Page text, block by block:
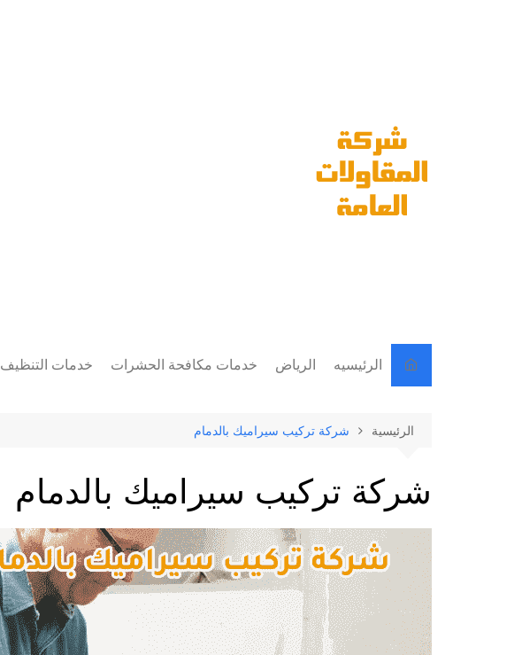
الرئيسيه الرياض خدمات مكافحة الحشرات خدمات التنظيف
الرئيسية شركة تركيب سيراميك بالدمام
شركة تركيب سيراميك بالدمام